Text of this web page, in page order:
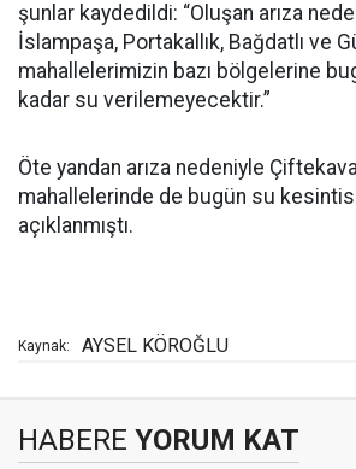
şunlar kaydedildi: “Oluşan arıza
İslampaşa, Portakallık, Bağdatlı ve
mahallelerimizin bazı bölgelerine
kadar su verilemeyecektir.”
Öte yandan arıza nedeniyle
mahallelerinde de bugün su
açıklanmıştı.
Kaynak: AYSEL KÖROĞLU
HABERE YORUM KAT